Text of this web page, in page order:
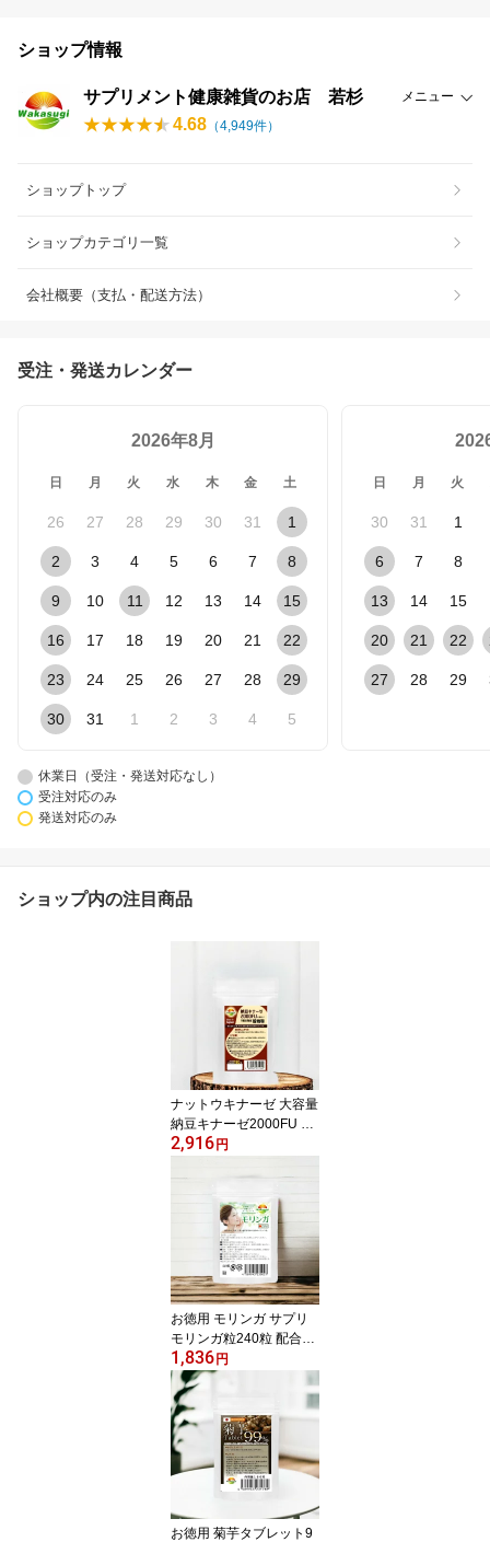
ショップ情報
サプリメント健康雑貨のお店 若杉 メニュー
4.68 （4,949件）
ショップトップ
ショップカテゴリ一覧
会社概要（支払・配送方法）
受注・発送カレンダー
2026年8月
日 月 火 水 木 金 土
26 27 28 29 30 31 1
2 3 4 5 6 7 8
9 10 11 12 13 14 15
16 17 18 19 20 21 22
23 24 25 26 27 28 29
30 31 1 2 3 4 5
日 月 火
30 31 1
6 7 8
13 14 15
20 21 22
27 28 29
休業日（受注・発送対応なし）
受注対応のみ
発送対応のみ
ショップ内の注目商品
ナットウキナーゼ 大容量
納豆キナーゼ2000FU 18
0粒 約6ヶ月分 日本製 ナ
トウキナーゼ2000FU 厳
選9種穀物麹【白米 黒米
赤米 もちきび ひえ たか
きび もちあわ 玄米 大
麦】ビタミンK2除去済
薬の併用OK 納豆麹 納豆
菌と9種の麹菌でダブル
パワー
2,916円
お徳用 モリンガ サプリ
モリンガ粒240粒 配合率
90%達成 約4か月分 モリ
ンガ粒 和名ワサビノキ
青汁以上の栄養 GABA
や赤ワインの8倍のポリ
フェノール スーパーハー
ブ サプリメントだから飲
みやすい
1,836円
お徳用 菊芋タブレット9